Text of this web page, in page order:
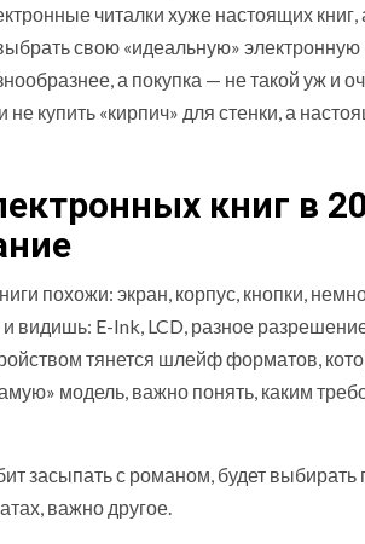
читалки хуже настоящих
свою «идеальную»
а покупка — не такой уж и
купить «кирпич» для стенки, а
книг в
похожи: экран, корпус, кнопки,
видишь: E-Ink, LCD, разное
тянется шлейф форматов,
модель, важно понять, каким
засыпать с романом, будет выбирать
важно другое.